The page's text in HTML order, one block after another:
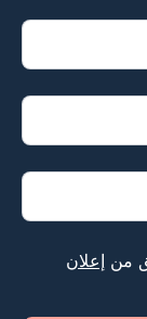
من إعلان